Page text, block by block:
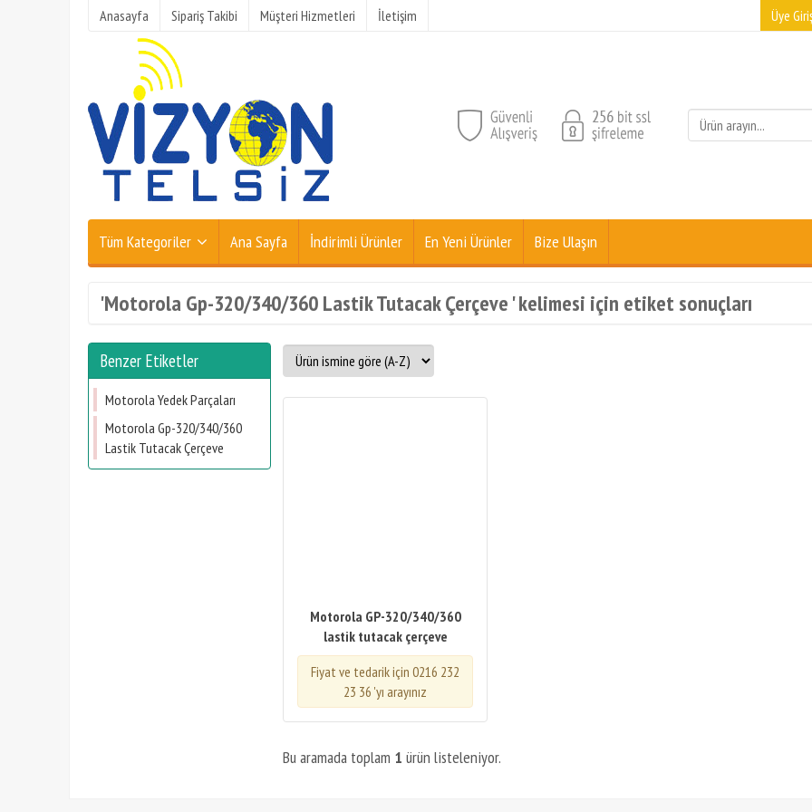
Anasayfa Sipariş Takibi Müşteri Hizmetleri İletişim Üye
Tüm Kategoriler Ana Sayfa İndirimli Ürünler En Yeni Ürünler Bize Ulaşın
'Motorola Gp-320/340/360 Lastik Tutacak Çerçeve ' kelimesi için etiket sonuçları
Benzer Etiketler
Motorola Yedek Parçaları
Motorola Gp-320/340/360
Lastik Tutacak Çerçeve
Motorola GP-320/340/360
lastik tutacak çerçeve
Fiyat ve tedarik için 0216 232
23 36 'yı arayınız
Bu aramada toplam 1 ürün listeleniyor.